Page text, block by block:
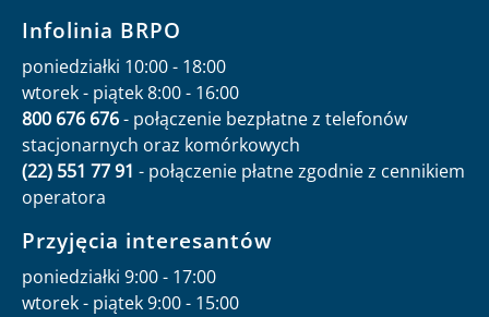
Infolinia BRPO
poniedziałki 10:00 - 18:00
wtorek - piątek 8:00 - 16:00
800 676 676- połączenie bezpłatne z telefonów
stacjonarnych oraz komórkowych
(22) 551 77 91 - połączenie płatne zgodnie z cennikiem
operatora
Przyjęcia interesantów
poniedziałki 9:00 - 17:00
wtorek - piątek 9:00 - 15:00